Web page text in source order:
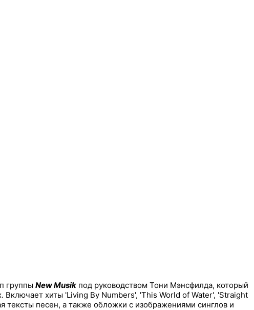
группы New Musik под руководством Тони Мэнсфилда, который
Включает хиты 'Living By Numbers', 'This World of Water', 'Straight
тексты песен, а также обложки с изображениями синглов и